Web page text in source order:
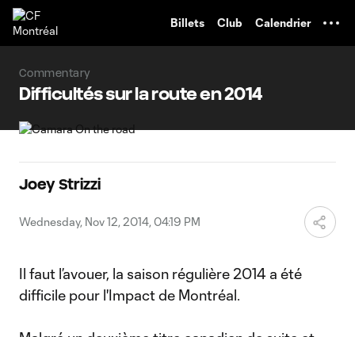
Billets Club Calendrier
Commentary
Difficultés sur la route en 2014
Joey Strizzi
Wednesday, Nov 12, 2014, 04:19 PM
Il faut l’avouer, la saison régulière 2014 a été
difficile pour l'Impact de Montréal.